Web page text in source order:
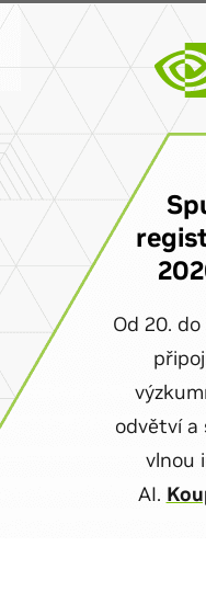
Od 20.
odvětví a
vlnou
AI.